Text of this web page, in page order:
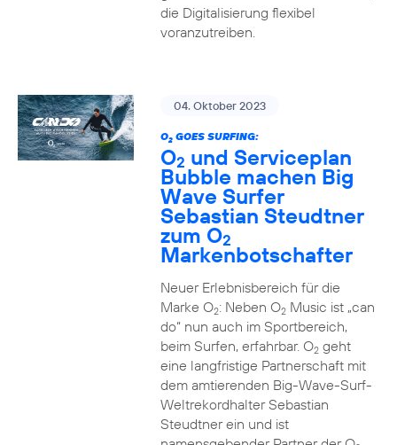
die Digitalisierung flexibel
voranzutreiben.
04. Oktober 2023
O2GOES SURFING:
O2 und Serviceplan
Bubble machen Big
Wave Surfer
Sebastian Steudtner
zum O2
Markenbotschafter
Neuer Erlebnisbereich für die
Marke O2: Neben O2Music ist „can
do“ nun auch im Sportbereich,
beim Surfen, erfahrbar. O2geht
eine langfristige Partnerschaft mit
dem amtierenden Big-Wave-Surf-
Weltrekordhalter Sebastian
Steudtner ein und ist